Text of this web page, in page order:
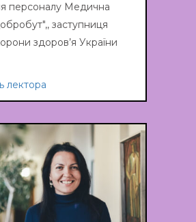
персоналу Медична
заступниця
здоров’я України